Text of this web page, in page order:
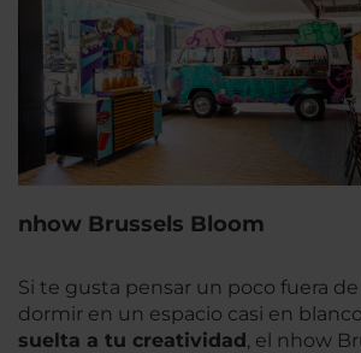
nhow Brussels Bloom
Si te gusta pensar un poco fuera
dormir en un espacio casi en
suelta a tu creatividad, el nhow